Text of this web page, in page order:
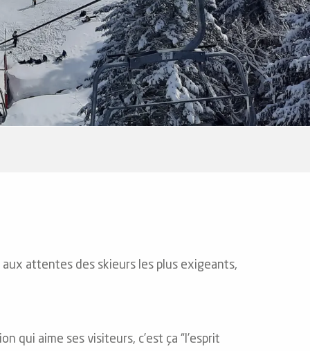
aux attentes des skieurs les plus exigeants,
qui aime ses visiteurs, c’est ça “l’esprit